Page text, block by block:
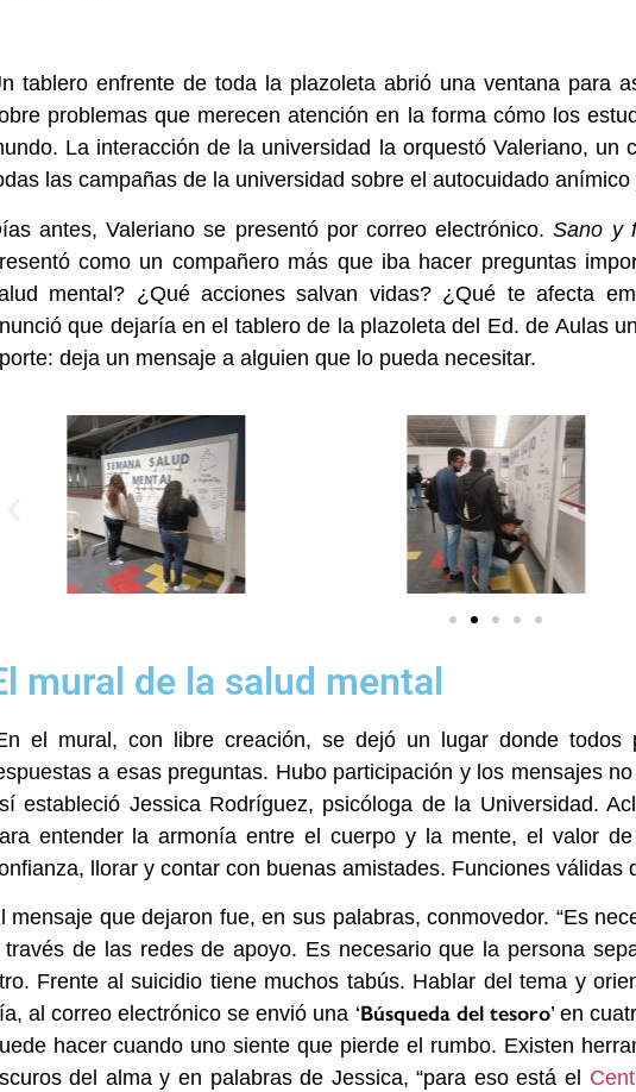
tablero enfrente de toda la plazoleta abrió una ventana para
problemas que merecen atención en la forma cómo los
La interacción de la universidad la orquestó Valeriano, un
las campañas de la universidad sobre el autocuidado anímico
antes, Valeriano se presentó por correo electrónico.Sano y
como un compañero más que iba hacer preguntas
mental? ¿Qué acciones salvan vidas? ¿Qué te afecta
que dejaría en el tablero de la plazoleta del Ed. de Aulas
deja un mensaje a alguien que lo pueda necesitar.
mural de la salud mental
el mural, con libre creación, se dejó un lugar donde todos
a esas preguntas. Hubo participación y los mensajes
estableció Jessica Rodríguez, psicóloga de la Universidad.
entender la armonía entre el cuerpo y la mente, el valor
llorar y contar con buenas amistades. Funciones válidas
mensaje que dejaron fue, en sus palabras, conmovedor. “Es
través de las redes de apoyo. Es necesario que la persona
Frente al suicidio tiene muchos tabús. Hablar del tema y
al correo electrónico se envió una ‘Búsqueda del tesoro’ en
hacer cuando uno siente que pierde el rumbo. Existen
del alma y en palabras de Jessica, “para eso está el